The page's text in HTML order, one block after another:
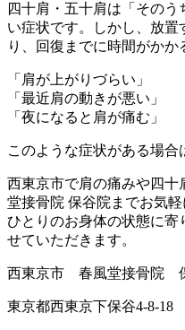
四十肩・五十肩は「その
い症状です。しかし、放置
り、回復までに時間がかか
「肩が上がりづらい」
「最近肩の動きが悪い」
「夜になると肩が痛む」
このような症状がある場合
西東京市で肩の痛みや四
堂接骨院 保谷院までお気
ひとりのお身体の状態に寄
せていただきます。
西東京市 春風堂接骨院
東京都西東京下保谷4-8-18